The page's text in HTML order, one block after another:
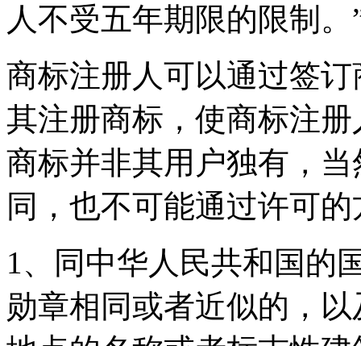
人不受五年期限的限制。
商标注册人可以通过签
其注册商标，使商标注
商标并非其用户独有，
同，也不可能通过许可
1、同中华人民共和国的
勋章相同或者近似的，